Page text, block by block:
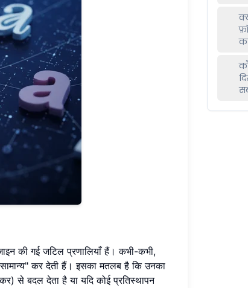
की गई जटिल प्रणालियाँ हैं। कभी-कभी,
कर देती हैं। इसका मतलब है कि उनका
से बदल देता है या यदि कोई प्रतिस्थापन